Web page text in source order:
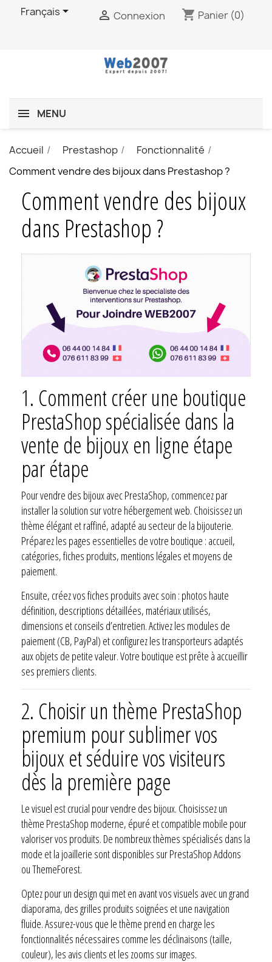
Français  Connexion shopping_cart Panier (0)
MENU
Accueil Prestashop
Fonctionnalité
Comment vendre des bijoux dans Prestashop ?
Comment vendre des bijoux
dans Prestashop ?
1. Comment créer une boutique
PrestaShop spécialisée dans la
vente de bijoux en ligne étape
par étape
Pour vendre des bijoux avec PrestaShop, commencez par
installer la solution sur votre hébergement web. Choisissez un
thème élégant et raffiné, adapté au secteur de la bijouterie.
Préparez les pages essentielles de votre boutique : accueil,
catégories, fiches produits, mentions légales et moyens de
paiement.
Ensuite, créez vos fiches produits avec soin : photos haute
définition, descriptions détaillées, matériaux utilisés,
dimensions et conseils d’entretien. Activez les modules de
paiement (CB, PayPal) et configurez les transporteurs adaptés
aux objets de petite valeur. Votre boutique est prête à accueillir
ses premiers clients.
2. Choisir un thème PrestaShop
premium pour sublimer vos
bijoux et séduire vos visiteurs
dès la première page
Le visuel est crucial pour vendre des bijoux. Choisissez un
thème PrestaShop moderne, épuré et compatible mobile pour
valoriser vos produits. De nombreux thèmes spécialisés dans la
mode et la joaillerie sont disponibles sur PrestaShop Addons
ou ThemeForest.
Optez pour un design qui met en avant vos visuels avec un grand
diaporama, des grilles produits soignées et une navigation
fluide. Assurez-vous que le thème prend en charge les
fonctionnalités nécessaires comme les déclinaisons (taille,
couleur), les avis clients et les zooms sur images.